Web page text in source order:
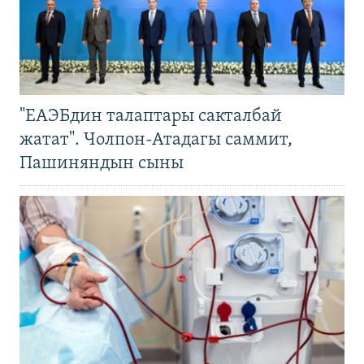
"ЕАЭБдин талаптары сакталбай
жатат". Чолпон-Атадагы саммит,
Пашиняндын сыны